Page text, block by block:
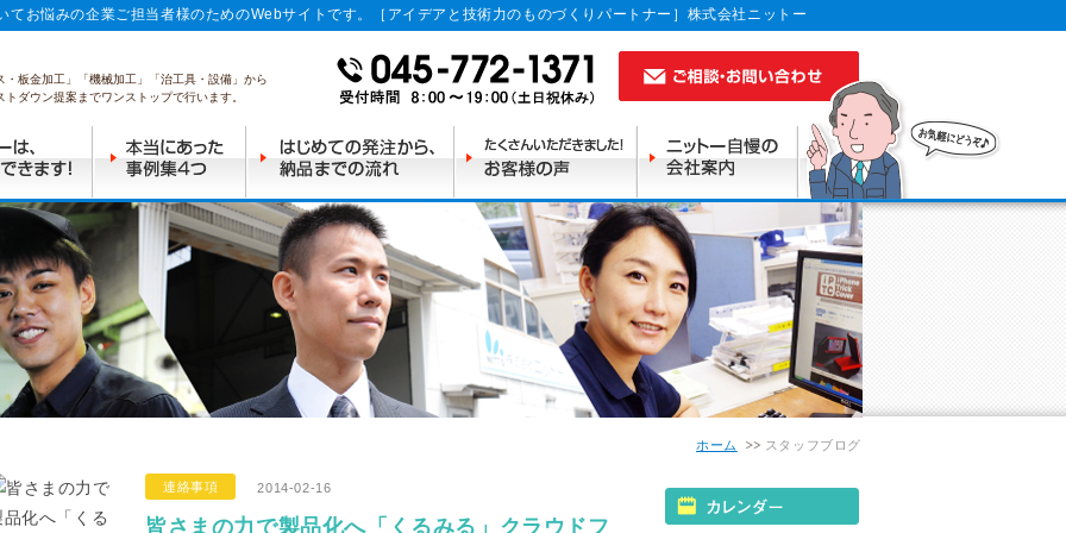
てお悩みの企業ご担当者様のためのWebサイトです。［アイデアと技術力のものづくりパートナー］株式会社ニットー
・板金加工」「機械加工」「治工具・設備」から
ダウン提案までワンストップで行います。
ホーム スタッフブログ
連絡事項 2014-02-16
皆さまの力で製品化へ「くるみる」クラウドフ